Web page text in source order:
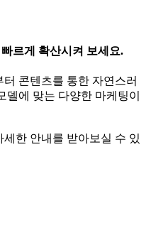
르게 확산시켜 보세요.
콘텐츠를 통한 자연스러
에 맞는 다양한 마케팅이
한 안내를 받아보실 수 있